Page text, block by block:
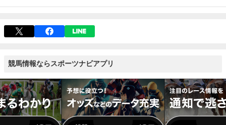
競馬情報ならスポーツナビアプリ